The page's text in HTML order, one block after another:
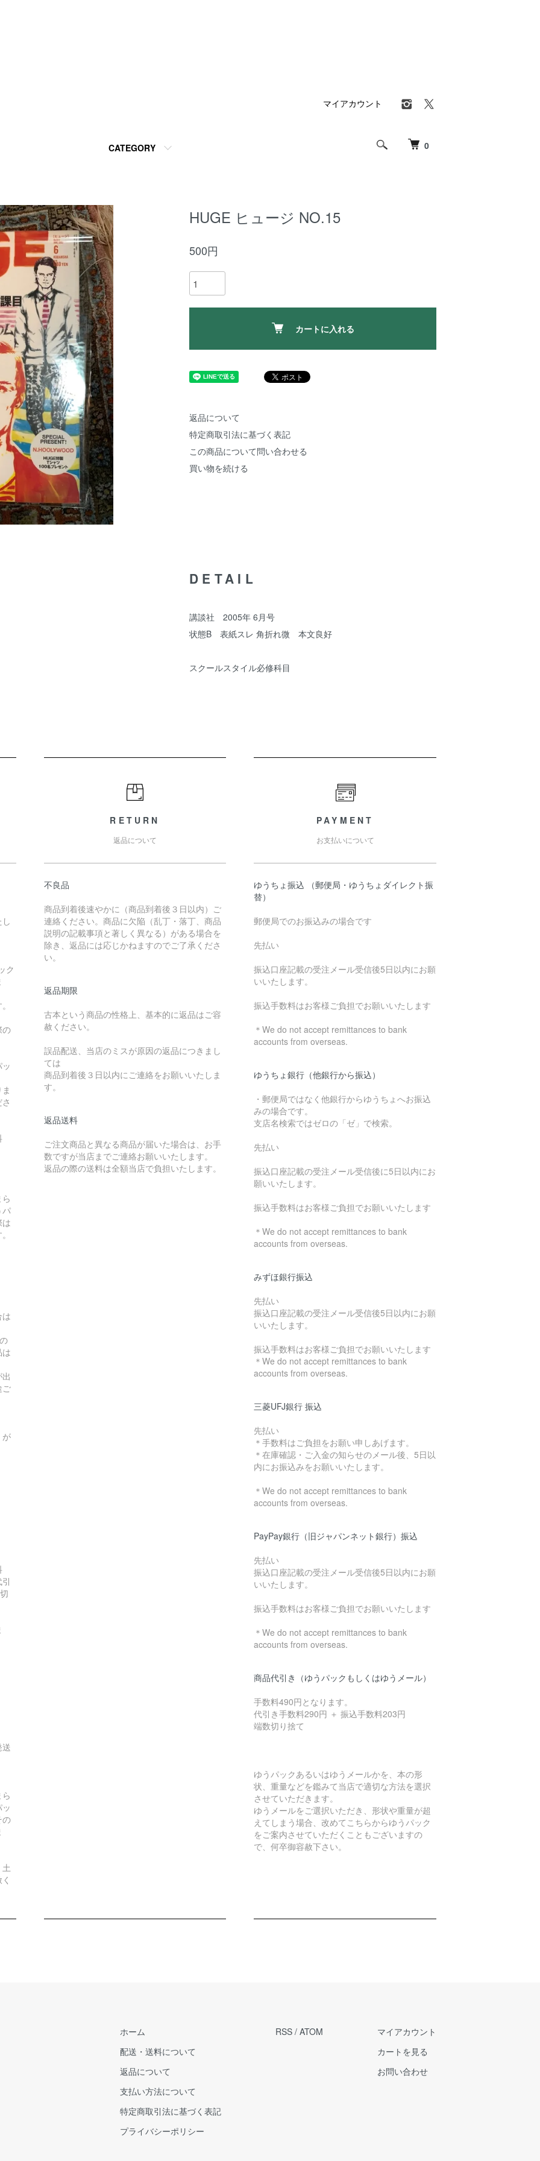
0
CATEGORY
マイアカウント
HUGE ヒュージ NO.15
500円
カートに入れる
返品について
特定商取引法に基づく表記
この商品について問い合わせる
買い物を続ける
DETAIL
講談社 2005年 6月号
状態B 表紙スレ 角折れ微 本文良好
スクールスタイル必修科目
ク
の
パ
ご
が
の
RETURN
返品について
不良品
商品到着後速やかに（商品到着後３日以内）ご
連絡ください。商品に欠陥（乱丁・落丁、商品
説明の記載事項と著しく異なる）がある場合を
除き、返品には応じかねますのでご了承くださ
い。
返品期限
古本という商品の性格上、基本的に返品はご容
赦ください。
誤品配送、当店のミスが原因の返品につきまし
ては
商品到着後３日以内にご連絡をお願いいたしま
す。
返品送料
ご注文商品と異なる商品が届いた場合は、お手
数ですが当店までご連絡お願いいたします。
返品の際の送料は全額当店で負担いたします。
PAYMENT
お支払いについて
ゆうちょ振込 （郵便局・ゆうちょダイレクト振
替）
郵便局でのお振込みの場合です
先払い
振込口座記載の受注メール受信後5日以内にお願
いいたします。
振込手数料はお客様ご負担でお願いいたします
＊We do not accept remittances to bank
accounts from overseas.
ゆうちょ銀行（他銀行から振込）
・郵便局ではなく他銀行からゆうちょへお振込
みの場合です。
支店名検索ではゼロの「ゼ」で検索。
先払い
振込口座記載の受注メール受信後に5日以内にお
願いいたします。
振込手数料はお客様ご負担でお願いいたします
＊We do not accept remittances to bank
accounts from overseas.
みずほ銀行振込
先払い
振込口座記載の受注メール受信後5日以内にお願
いいたします。
振込手数料はお客様ご負担でお願いいたします
＊We do not accept remittances to bank
accounts from overseas.
三菱UFJ銀行 振込
先払い
＊手数料はご負担をお願い申しあげます。
＊在庫確認・ご入金の知らせのメール後、5日以
内にお振込みをお願いいたします。
＊We do not accept remittances to bank
accounts from overseas.
PayPay銀行（旧ジャパンネット銀行）振込
先払い
振込口座記載の受注メール受信後5日以内にお願
いいたします。
振込手数料はお客様ご負担でお願いいたします
＊We do not accept remittances to bank
accounts from overseas.
商品代引き（ゆうパックもしくはゆうメール）
手数料490円となります。
代引き手数料290円 ＋ 振込手数料203円
端数切り捨て
ゆうパックあるいはゆうメールかを、本の形
状、重量などを鑑みて当店で適切な方法を選択
させていただきます。
ゆうメールをご選択いただき、形状や重量が超
えてしまう場合、改めてこちらからゆうパック
をご案内させていただくこともございますの
で、何卒御容赦下さい。
ホーム
配送・送料について
返品について
支払い方法について
特定商取引法に基づく表記
プライバシーポリシー
RSS / ATOM
マイアカウント
カートを見る
お問い合わせ